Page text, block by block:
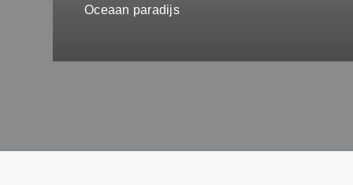
Oceaan paradijs